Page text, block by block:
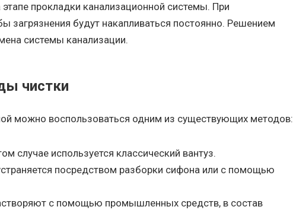
прокладки канализационной системы. При
загрязнения будут накапливаться постоянно. Решением
системы канализации.
чистки
можно воспользоваться одним из существующих методов:
случае используется классический вантуз.
посредством разборки сифона или с помощью
с помощью промышленных средств, в состав